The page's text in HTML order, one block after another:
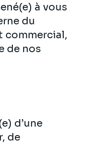
à vous
du
commercial,
de nos
d’une
de